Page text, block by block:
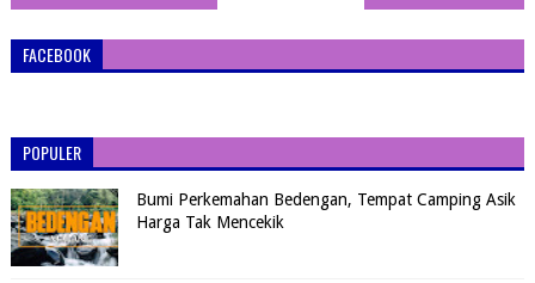
FACEBOOK
POPULER
Bumi Perkemahan Bedengan, Tempat Camping Asik
Harga Tak Mencekik